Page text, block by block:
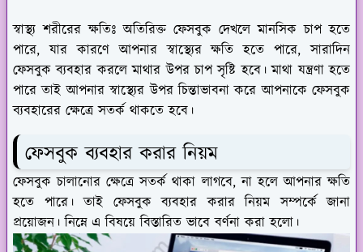
স্বাস্থ্য শরীরের ক্ষতিঃ অতিরিক্ত ফেসবুক দেখলে মানসিক চাপ হতে
পারে, যার কারণে আপনার স্বাস্থ্যের ক্ষতি হতে পারে, সারাদিন
ফেসবুক ব্যবহার করলে মাথার উপর চাপ সৃষ্টি হবে। মাথা যন্ত্রণা হতে
পারে তাই আপনার স্বাস্থ্যের উপর চিন্তাভাবনা করে আপনাকে ফেসবুক
ব্যবহারের ক্ষেত্রে সতর্ক থাকতে হবে।
ফেসবুক ব্যবহার করার নিয়ম
ফেসবুক চালানোর ক্ষেত্রে সতর্ক থাকা লাগবে, না হলে আপনার ক্ষতি
হতে পারে। তাই ফেসবুক ব্যবহার করার নিয়ম সম্পর্কে জানা
প্রয়োজন। নিম্নে এ বিষয়ে বিস্তারিত ভাবে বর্ণনা করা হলো।